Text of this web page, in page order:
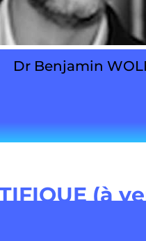
Dr Benjamin
(à